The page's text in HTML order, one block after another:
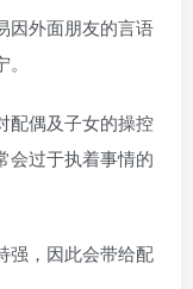
因外面朋友的言语
配偶及子女的操控
会过于执着事情的
强，因此会带给配